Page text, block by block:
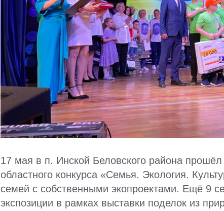
17 мая в п. Инской Беловского района
областного конкурса «Семья. Экология.
семей с собственными экопроектами. Ещё 9
экспозиции в рамках выставки поделок из